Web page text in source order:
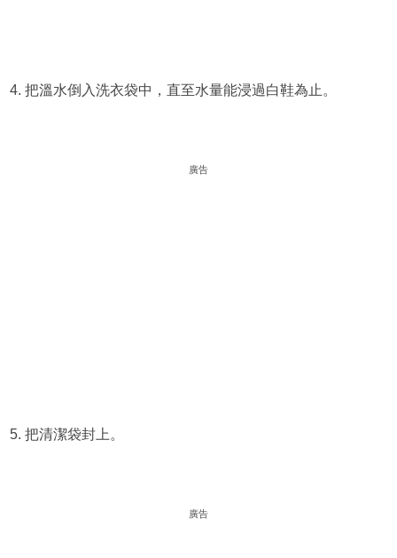
4. 把溫水倒入洗衣袋中，直至水量能浸過白鞋為止。
廣告
5. 把清潔袋封上。
廣告